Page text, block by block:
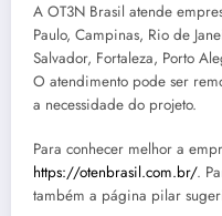
A OT3N Brasil atende
Paulo, Campinas, Rio de
Salvador, Fortaleza, Porto
O atendimento pode ser
a necessidade do projeto.
Para conhecer melhor a
https://otenbrasil.com.br/.
também a página pilar